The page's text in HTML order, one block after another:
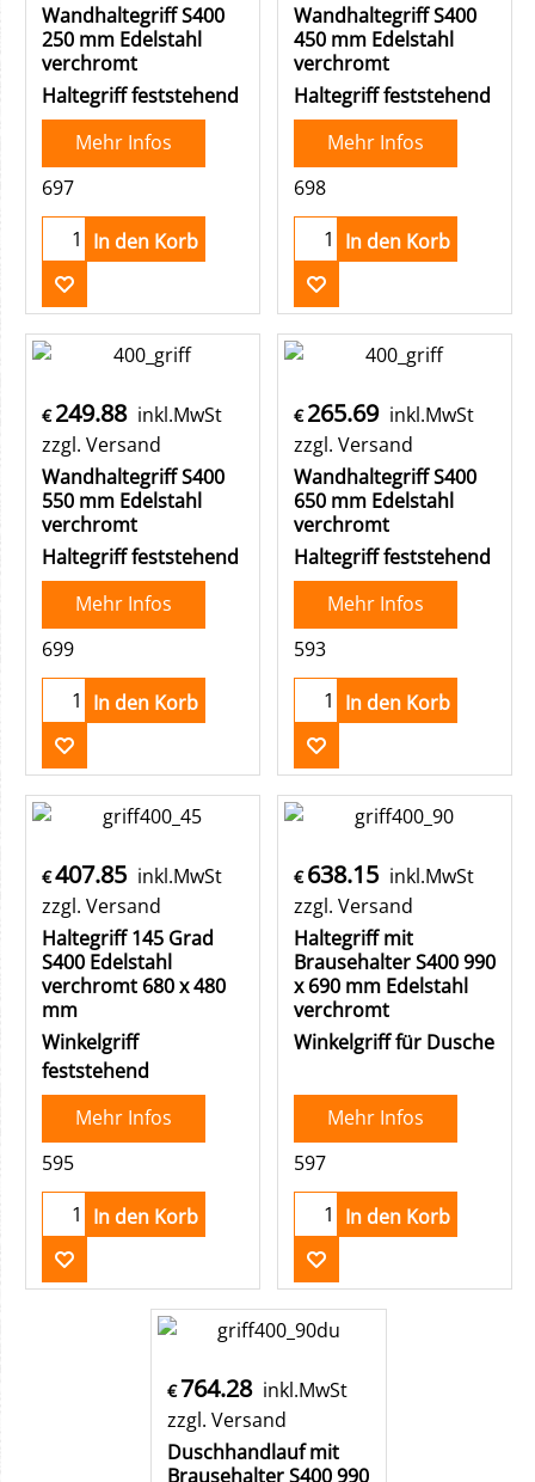
Wandhaltegriff S400
250 mm Edelstahl
verchromt
Haltegriff feststehend
Mehr Infos
697
In den Korb
Wandhaltegriff S400
450 mm Edelstahl
verchromt
Haltegriff feststehend
Mehr Infos
698
In den Korb
€ 249.88 inkl.MwSt
zzgl. Versand
Wandhaltegriff S400
550 mm Edelstahl
verchromt
Haltegriff feststehend
Mehr Infos
699
In den Korb
€ 265.69 inkl.MwSt
zzgl. Versand
Wandhaltegriff S400
650 mm Edelstahl
verchromt
Haltegriff feststehend
Mehr Infos
593
In den Korb
€407.85 inkl.MwSt
zzgl. Versand
Haltegriff 145 Grad
S400 Edelstahl
verchromt 680 x 480
mm
Winkelgriff
feststehend
Mehr Infos
595
In den Korb
€ 638.15 inkl.MwSt
zzgl. Versand
Haltegriff mit
Brausehalter S400 990
x 690 mm Edelstahl
verchromt
Winkelgriff für Dusche
Mehr Infos
597
In den Korb
€764.28 inkl.MwSt
zzgl. Versand
Duschhandlauf mit
Brausehalter S400 990